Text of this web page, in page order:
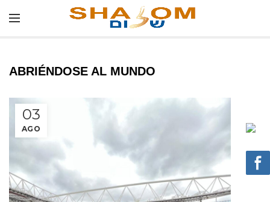
ABRIÉNDOSE AL MUNDO
03
AGO